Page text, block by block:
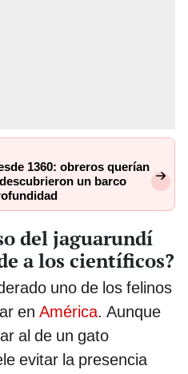
1360: obreros querían
un barco
del jaguarundí
a los científicos?
uno de los felinos
en América. Aunque
al de un gato
evitar la presencia